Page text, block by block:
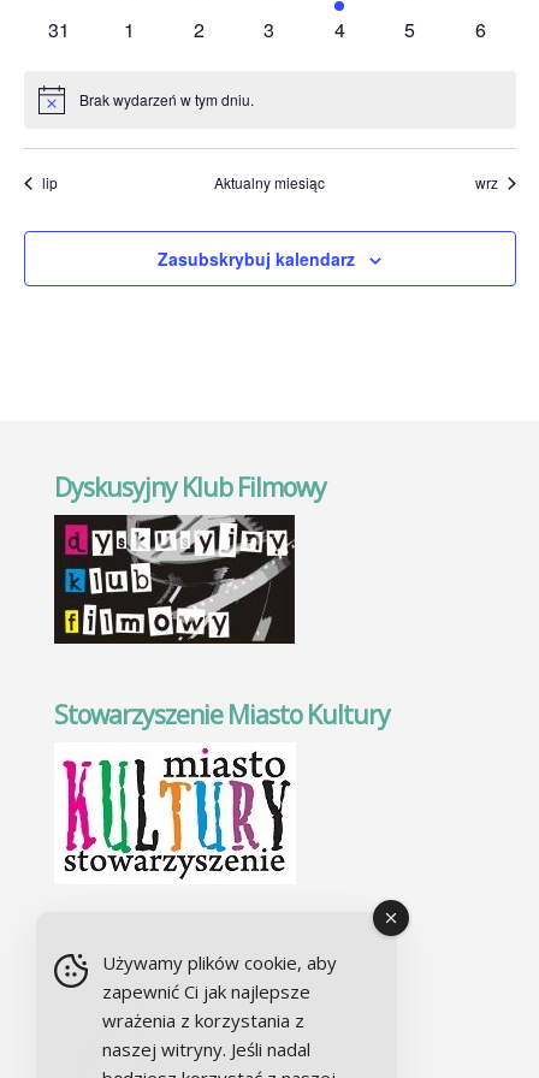
wydarzeniawydarzenie
0
31
0
1
0
2
0
3
0
4
0
5
0
6
Powiadomienie
Brak wydarzeń w tym dniu.
lip Aktualny miesiąc wrz
Zasubskrybuj kalendarz
Dyskusyjny Klub Filmowy
Stowarzyszenie Miasto Kultury
Chór Alla camera
Używamy plików cookie, aby
zapewnić Ci jak najlepsze
wrażenia z korzystania z
naszej witryny. Jeśli nadal